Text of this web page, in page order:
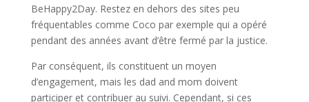
BeHappy2Day. Restez en dehors des sites peu
fréquentables comme Coco par exemple qui a opéré
pendant des années avant d’être fermé par la justice.
Par conséquent, ils constituent un moyen
d’engagement, mais les dad and mom doivent
participer et contribuer au suivi. Cependant, si ces